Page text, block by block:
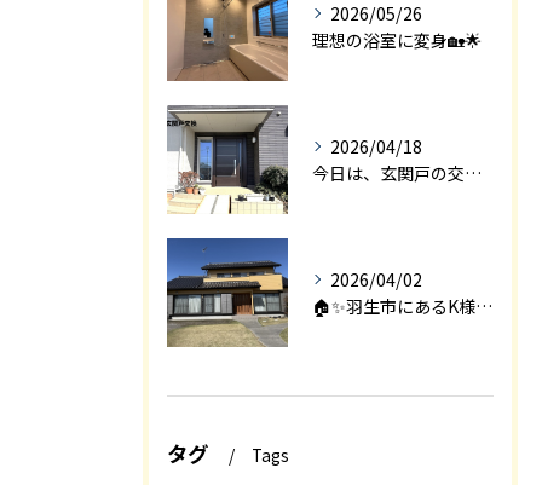
2026/05/26
理想の浴室に変身🏡🌟
2026/04/18
今日は、玄関戸の交換工事をご紹介します🚪✨。
2026/04/02
🏠✨羽生市にあるK様邸は、2008年に㈱エアロックで新築され...
タグ Tags